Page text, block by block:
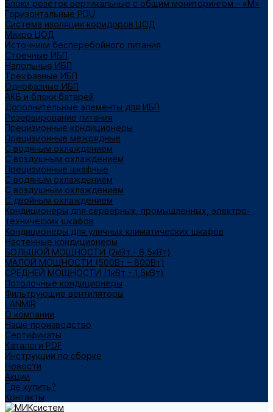
Блоки розеток вертикальные с общим мониторингом – «М»
Горизонтальные PDU
Система изоляции коридоров ЦОД
Микро ЦОД
Источники бесперебойного питания
Стоечные ИБП
Напольные ИБП
Трёхфазные ИБП
Однофазные ИБП
АКБ и блоки батарей
Дополнительные элементы для ИБП
Резервирование питания
Прецизионные кондиционеры
Прецизионные межрядные
С водяным охлаждением
С воздушным охлаждением
Прецизионные шкафные
С водяным охлаждением
С воздушным охлаждением
С двойным охлаждением
Кондиционеры для серверных, промышленных, электро-
технических шкафов
Кондиционеры для уличных климатических шкафов
Настенные кондиционеры
БОЛЬШОЙ МОЩНОСТИ (2кВт - 6,5кВт)
МАЛОЙ МОЩНОСТИ (500Вт – 800Вт)
СРЕДНЕЙ МОЩНОСТИ (1кВт - 1,5кВт)
Потолочные кондиционеры
Фильтрующие вентиляторы
LANMIR
О компании
Наше производство
Сертификаты
Каталоги PDF
Инструкции по сборке
Новости
Акции
Где купить?
Контакты